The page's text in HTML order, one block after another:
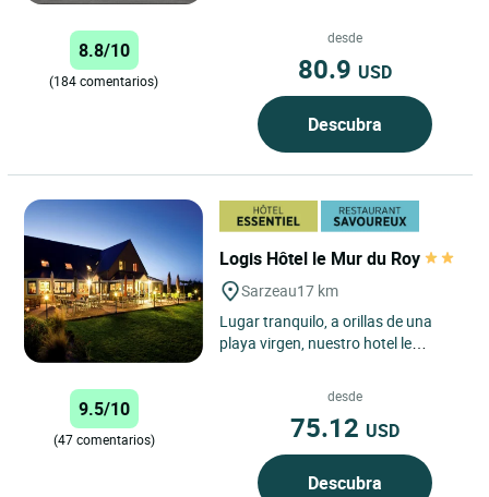
en el corazón de un...
8.8/10
(184 comentarios)
desde
80.9 USD
Descubra
Logis Hôtel le Mur du Roy
Sarzeau17 km
Lugar tranquilo, a orillas de una
playa virgen, nuestro hotel le
ambiente acogedor. El...
9.5/10
(47 comentarios)
desde
75.12 USD
Descubra